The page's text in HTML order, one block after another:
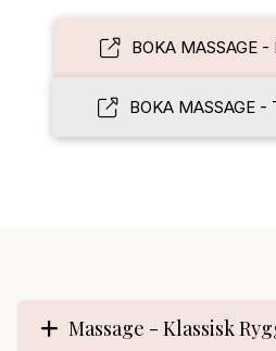
BOKA MASSAGE -
BOKA MASSAGE -
Massage - Klassisk